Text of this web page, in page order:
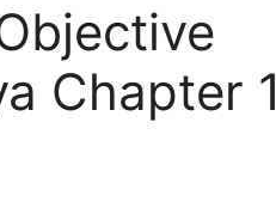
Chapter 1